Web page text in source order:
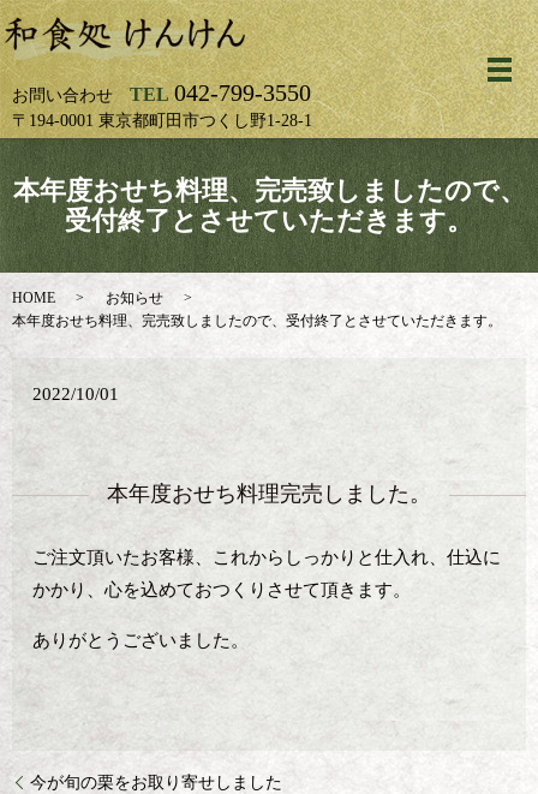
お問い合わせTEL 042-799-3550
〒194-0001 東京都町田市つくし野1-28-1
メ
本年度おせち料理、完売致しましたので、
受付終了とさせていただきます。
HOME
お知らせ
本年度おせち料理、完売致しましたので、受付終了とさせていただきます。
2022/10/01
本年度おせち料理完売しました。
ご注文頂いたお客様、これからしっかりと仕入れ、仕込に
かかり、心を込めておつくりさせて頂きます。
ありがとうございました。
今が旬の栗をお取り寄せしました